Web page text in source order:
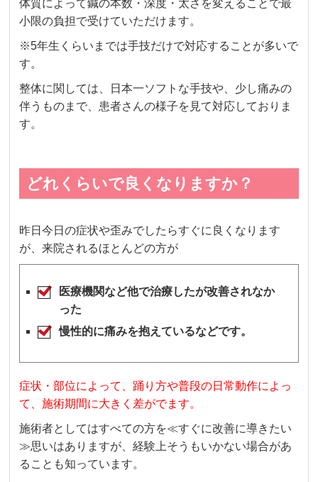
体質によって鍼の本数・深度・太さを変えることで最
小限の負担で受けていただけます。
※5年生くらいまでは手技だけで対応することが多いで
す。
整体に関しては、日本一ソフトな手技や、少し痛みの
伴うものまで、患者さんの様子を見て対応しておりま
す。
どれくらいで良くなりますか？
昨日今日の症状や歪みでしたらすぐに良くなります
が、来院されるほとんどの方が
医療機関など他で治療したが改善されなか
った
慢性的に痛みを抱えているなどです。
症状・部位によって、踊り方や普段の日常動作によっ
て、施術期間に大きく差がでます。
施術者としてはすべての方を≪すぐに改善に導きたい
≫思いはありますが、経験上そうもいかない場合があ
ることも知っています。